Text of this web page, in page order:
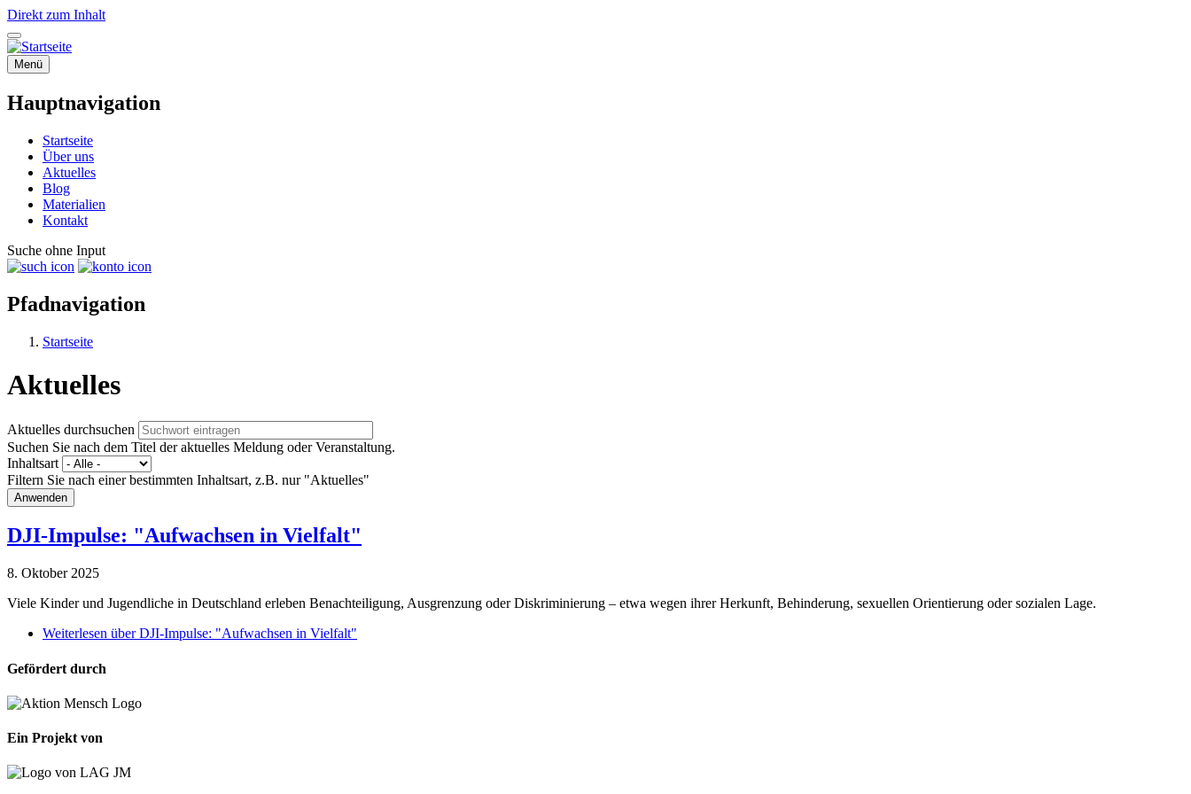
Direkt zum Inhalt
Menü
Hauptnavigation
Startseite
Über uns
Aktuelles
Blog
Materialien
Kontakt
Suche ohne Input
Pfadnavigation
Startseite
Aktuelles
Aktuelles durchsuchen
Suchen Sie nach dem Titel der aktuelles Meldung oder Veranstaltung.
Inhaltsart
Filtern Sie nach einer bestimmten Inhaltsart, z.B. nur "Aktuelles"
DJI-Impulse: "Aufwachsen in Vielfalt"
8. Oktober 2025
Viele Kinder und Jugendliche in Deutschland erleben Benachteiligung, Ausgrenzung oder Diskriminierung – etwa wegen ihrer Herkunft, Behinderung, sexuellen Orientierung oder sozialen Lage.
Weiterlesen über DJI-Impulse: "Aufwachsen in Vielfalt"
Gefördert durch
Ein Projekt von